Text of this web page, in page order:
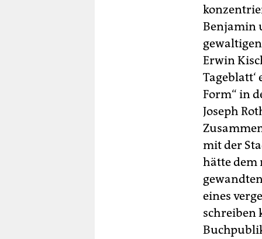
Benjamin
Erwin
Tageblatt‘
Form“ in
Joseph
mit der
hätte dem
eines
schreiben